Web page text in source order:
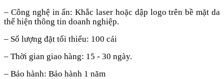
– Công nghệ in ấn: Khắc laser hoặc dập logo trên bề mặt da
thể hiện thông tin doanh nghiệp.
– Số lượng đặt tối thiểu: 100 cái
– Thời gian giao hàng: 15 - 30 ngày.
– Bảo hành: Bảo hành 1 năm